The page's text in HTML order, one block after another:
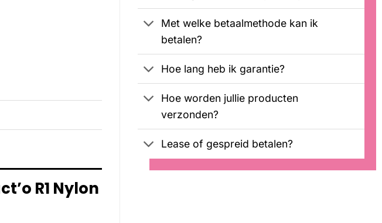
R1 Nylon
Met welke betaalmethode kan ik
betalen?
Hoe lang heb ik garantie?
Hoe worden jullie producten
verzonden?
Lease of gespreid betalen?